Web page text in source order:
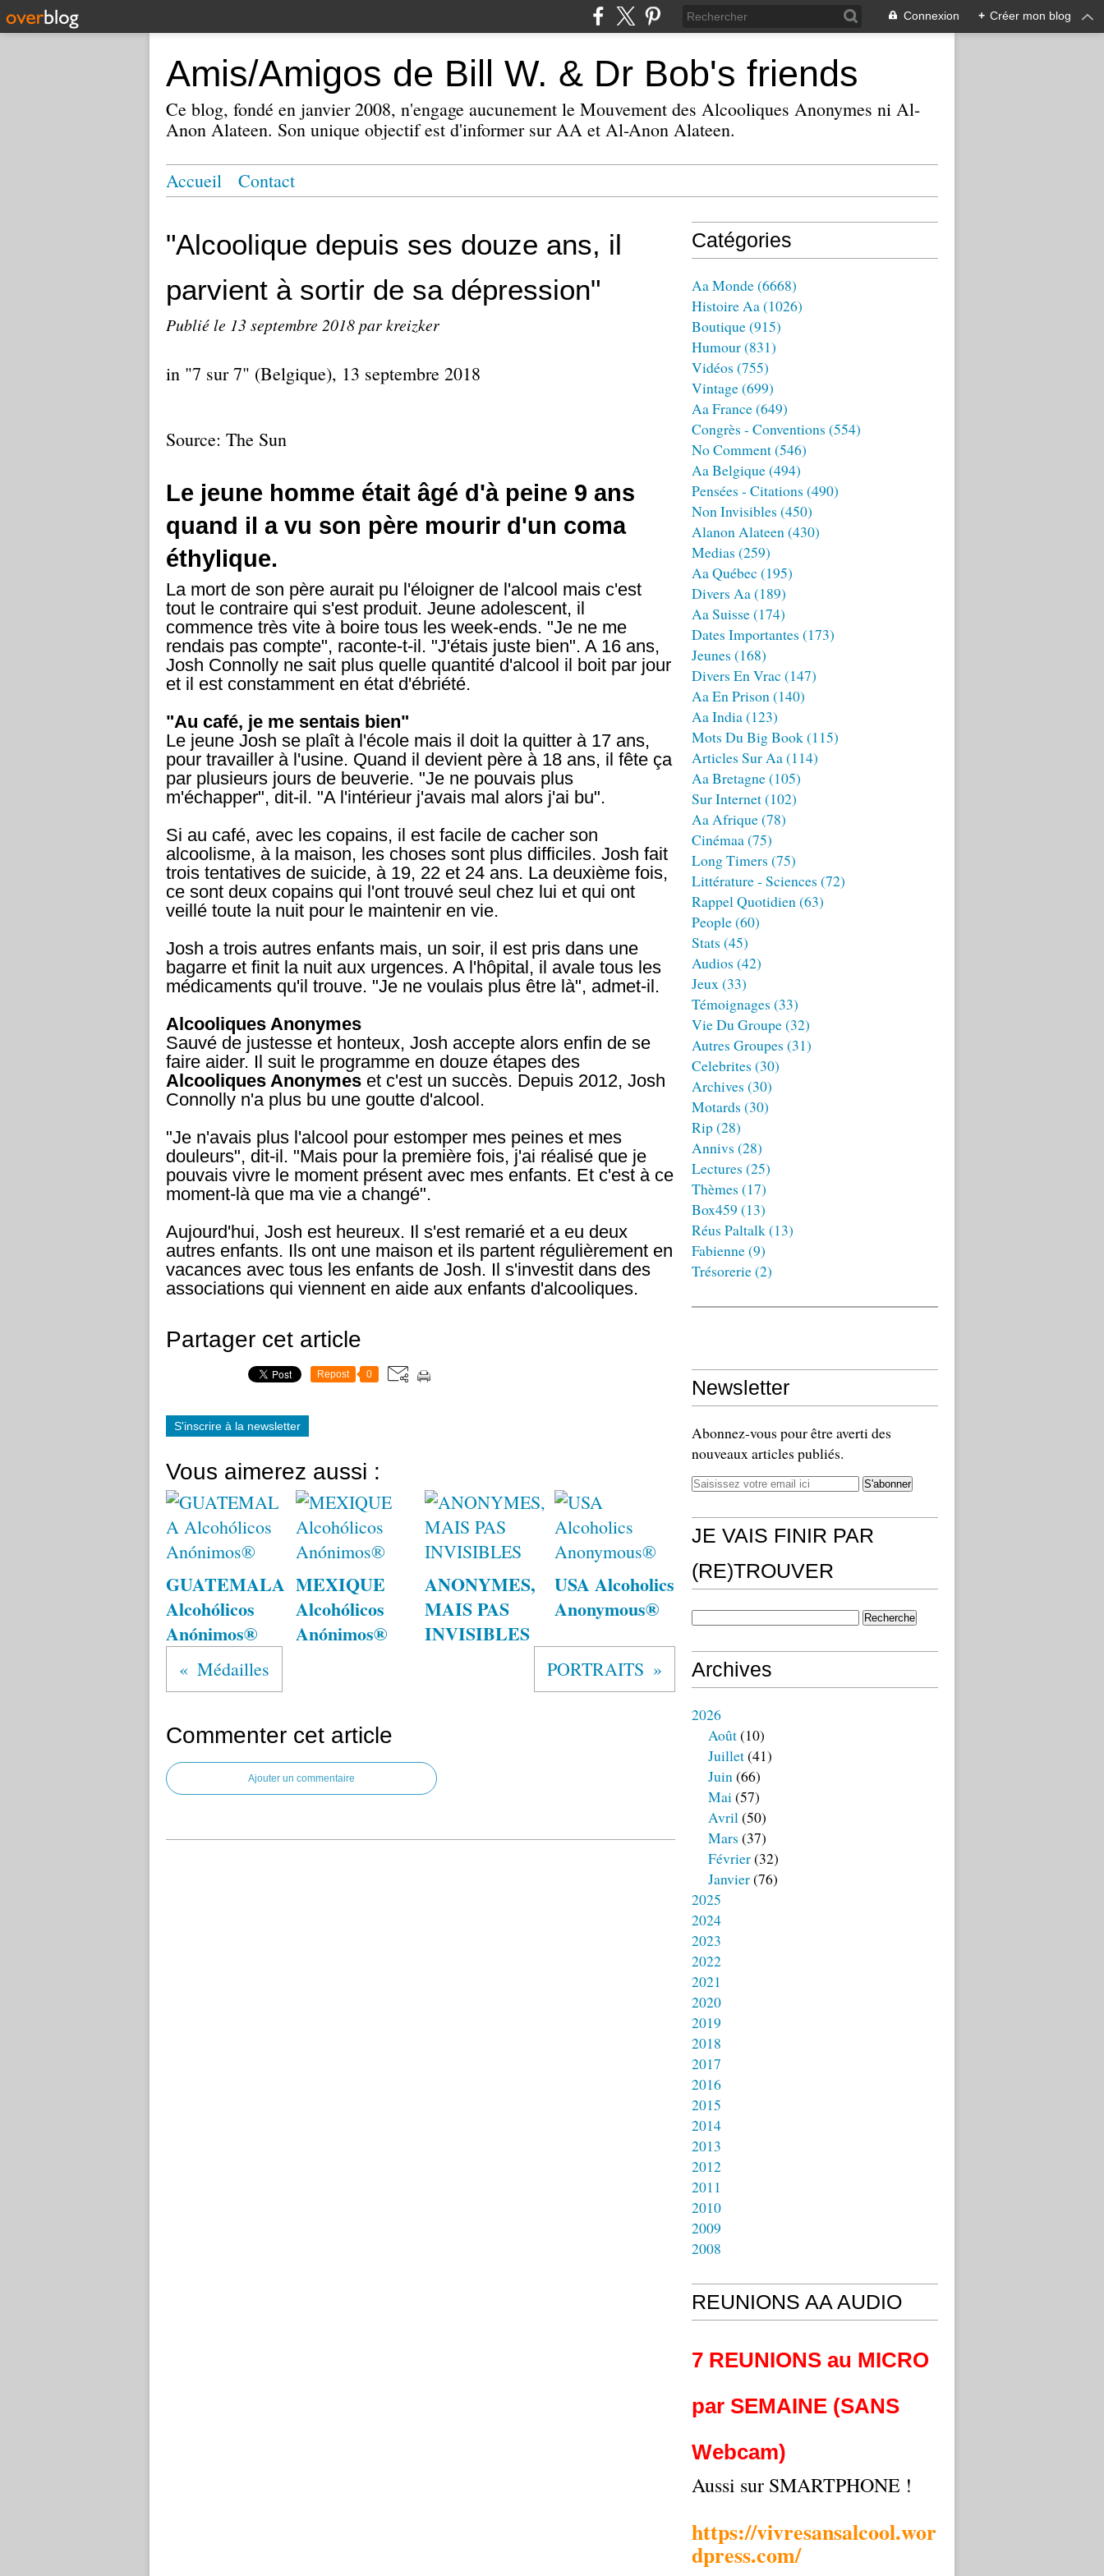
Connexion + Créer mon blog
Amis/Amigos de Bill W. & Dr Bob's friends
Ce blog, fondé en janvier 2008, n'engage aucunement le Mouvement des Alcooliques Anonymes ni Al-
Anon Alateen. Son unique objectif est d'informer sur AA et Al-Anon Alateen.
Accueil Contact
"Alcoolique depuis ses douze ans, il
parvient à sortir de sa dépression"
Publié le 13 septembre 2018par kreizker
in "7 sur 7" (Belgique), 13 septembre 2018
Source: The Sun
Le jeune homme était âgé d'à peine 9 ans
quand il a vu son père mourir d'un coma
éthylique.
La mort de son père aurait pu l'éloigner de l'alcool mais c'est
tout le contraire qui s'est produit. Jeune adolescent, il
commence très vite à boire tous les week-ends. "Je ne me
rendais pas compte", raconte-t-il. "J'étais juste bien". A 16 ans,
Josh Connolly ne sait plus quelle quantité d'alcool il boit par jour
et il est constamment en état d'ébriété.
"Au café, je me sentais bien"
Le jeune Josh se plaît à l'école mais il doit la quitter à 17 ans,
pour travailler à l'usine. Quand il devient père à 18 ans, il fête ça
par plusieurs jours de beuverie. "Je ne pouvais plus
m'échapper", dit-il. "A l'intérieur j'avais mal alors j'ai bu".
Si au café, avec les copains, il est facile de cacher son
alcoolisme, à la maison, les choses sont plus difficiles. Josh fait
trois tentatives de suicide, à 19, 22 et 24 ans. La deuxième fois,
ce sont deux copains qui l'ont trouvé seul chez lui et qui ont
veillé toute la nuit pour le maintenir en vie.
Josh a trois autres enfants mais, un soir, il est pris dans une
bagarre et finit la nuit aux urgences. A l'hôpital, il avale tous les
médicaments qu'il trouve. "Je ne voulais plus être là", admet-il.
Alcooliques Anonymes
Sauvé de justesse et honteux, Josh accepte alors enfin de se
faire aider. Il suit le programme en douze étapes des
Alcooliques Anonymes et c'est un succès. Depuis 2012, Josh
Connolly n'a plus bu une goutte d'alcool.
"Je n'avais plus l'alcool pour estomper mes peines et mes
douleurs", dit-il. "Mais pour la première fois, j'ai réalisé que je
pouvais vivre le moment présent avec mes enfants. Et c'est à ce
moment-là que ma vie a changé".
Aujourd'hui, Josh est heureux. Il s'est remarié et a eu deux
autres enfants. Ils ont une maison et ils partent régulièrement en
vacances avec tous les enfants de Josh. Il s'investit dans des
associations qui viennent en aide aux enfants d'alcooliques.
Partager cet article
Repost 0
S'inscrire à la newsletter
Vous aimerez aussi :
GUATEMALA
Alcohólicos
Anónimos®
MEXIQUE
Alcohólicos
Anónimos®
ANONYMES,
MAIS PAS
INVISIBLES
USA Alcoholics
Anonymous®
Médailles PORTRAITS
Commenter cet article
Ajouter un commentaire
Catégories
Aa Monde(6668)
Histoire Aa(1026)
Boutique(915)
Humour(831)
Vidéos (755)
Vintage(699)
Aa France(649)
Congrès - Conventions (554)
No Comment(546)
Aa Belgique(494)
Pensées - Citations (490)
Non Invisibles (450)
Alanon Alateen(430)
Medias (259)
Aa Québec (195)
Divers Aa(189)
Aa Suisse(174)
Dates Importantes (173)
Jeunes (168)
Divers En Vrac (147)
Aa En Prison(140)
Aa India(123)
Mots Du Big Book(115)
Articles Sur Aa(114)
Aa Bretagne(105)
Sur Internet(102)
Aa Afrique(78)
Cinémaa(75)
Long Timers (75)
Littérature - Sciences (72)
Rappel Quotidien(63)
People(60)
Stats (45)
Audios (42)
Jeux(33)
Témoignages (33)
Vie Du Groupe(32)
Autres Groupes (31)
Celebrites (30)
Archives (30)
Motards (30)
Rip(28)
Annivs (28)
Lectures (25)
Thèmes (17)
Box459 (13)
Réus Paltalk(13)
Fabienne(9)
Trésorerie(2)
Newsletter
Abonnez-vous pour être averti des
nouveaux articles publiés.
JE VAIS FINIR PAR
(RE)TROUVER
Archives
2026
Août(10)
Juillet(41)
Juin(66)
Mai(57)
Avril(50)
Mars (37)
Février(32)
Janvier(76)
2025
2024
2023
2022
2021
2020
2019
2018
2017
2016
2015
2014
2013
2012
2011
2010
2009
2008
REUNIONS AA AUDIO
7 REUNIONS au MICRO
par SEMAINE (SANS
Webcam)
Aussi sur SMARTPHONE !
https://vivresansalcool.wor
dpress.com/